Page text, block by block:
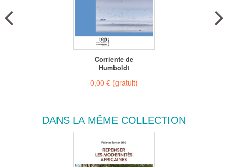
Corriente de
Humboldt
0,00 € (gratuit)
DANS LA MÊME COLLECTION